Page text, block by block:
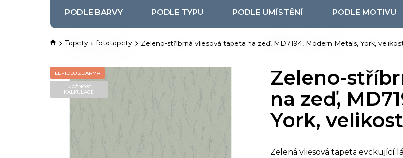
PODLE BARVY PODLE TYPU PODLE UMÍSTĚNÍ PODLE MOTIVU
DomůTapety a fototapety Zeleno-stříbrná vliesová tapeta na zeď, MD7194, Modern Metals, York,
Zeleno-
na zeď,
York,
Zelená vliesová tapeta evokující
LEPIDLO ZDARMA
MOŽNOST
KALKULACE